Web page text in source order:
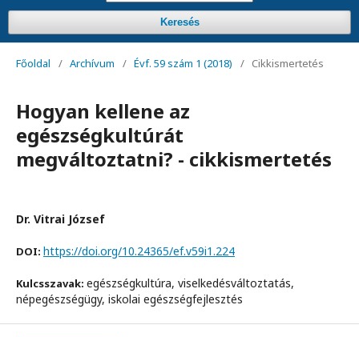
Keresés
Főoldal / Archívum / Évf. 59 szám 1 (2018) / Cikkismertetés
Hogyan kellene az
egészségkultúrát
megváltoztatni? - cikkismertetés
Dr. Vitrai József
DOI: https://doi.org/10.24365/ef.v59i1.224
Kulcsszavak: egészségkultúra, viselkedésváltoztatás,
népegészségügy, iskolai egészségfejlesztés